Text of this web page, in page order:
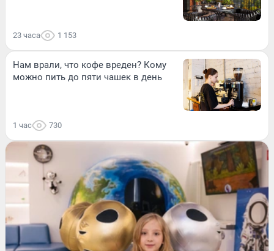
23 часа 1 153
Нам врали, что кофе вреден? Кому
можно пить до пяти чашек в день
1 час 730